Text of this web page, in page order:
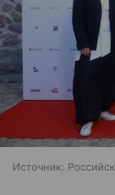
Источник: